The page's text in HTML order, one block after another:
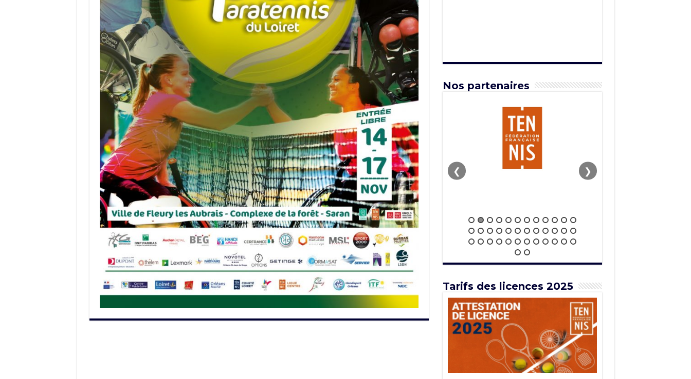
Nos partenaires
❮ ❯
Tarifs des licences 2025